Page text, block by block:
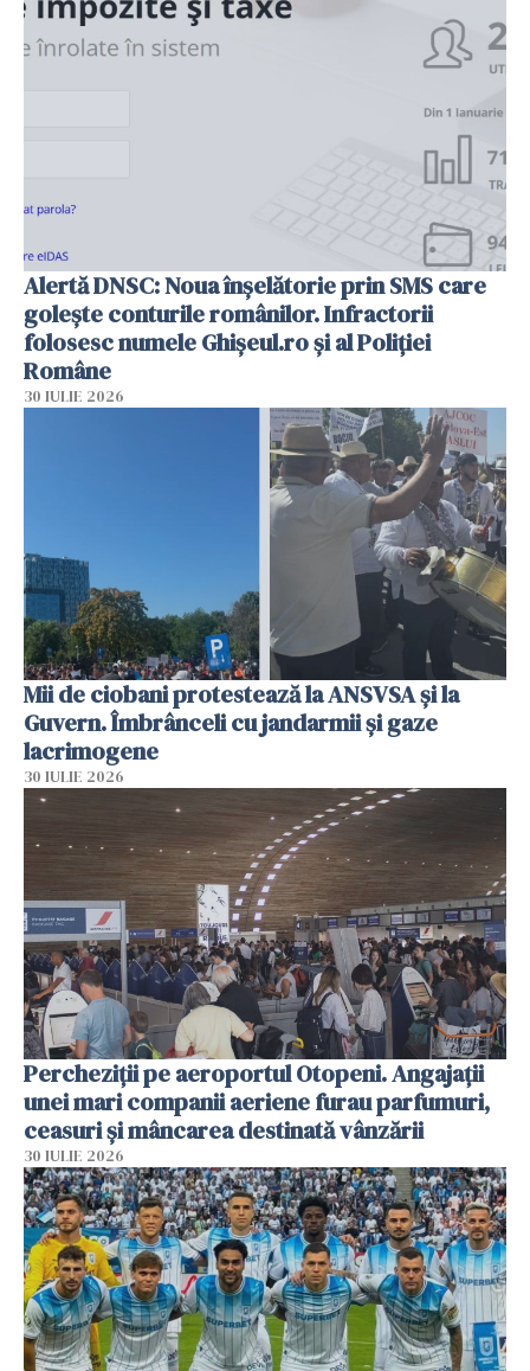
Alertă DNSC: Noua înșelătorie prin SMS care
golește conturile românilor. Infractorii
folosesc numele Ghișeul.ro și al Poliției
Române
30 IULIE 2026
Mii de ciobani protestează la ANSVSA și la
Guvern. Îmbrânceli cu jandarmii și gaze
lacrimogene
30 IULIE 2026
Percheziții pe aeroportul Otopeni. Angajații
unei mari companii aeriene furau parfumuri,
ceasuri și mâncarea destinată vânzării
30 IULIE 2026